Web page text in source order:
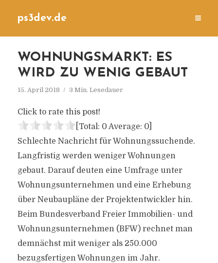
ps3dev.de
WOHNUNGSMARKT: ES
WIRD ZU WENIG GEBAUT
15. April 2018 3 Min. Lesedauer
Click to rate this post!
[Total: 0 Average: 0]
Schlechte Nachricht für Wohnungssuchende.
Langfristig werden weniger Wohnungen
gebaut. Darauf deuten eine Umfrage unter
Wohnungsunternehmen und eine Erhebung
über Neubaupläne der Projektentwickler hin.
Beim Bundesverband Freier Immobilien- und
Wohnungsunternehmen (BFW) rechnet man
demnächst mit weniger als 250.000
bezugsfertigen Wohnungen im Jahr.